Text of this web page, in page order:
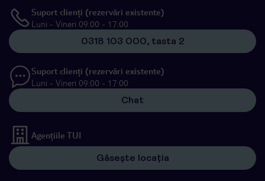
Suport clienți (rezervări existente)
Luni - Vineri 09:00 - 17:00
0318 103 000, tasta 2
Suport clienți (rezervări existente)
Luni - Vineri 09:00 - 17:00
Chat
Agențiile TUI
Găsește locația